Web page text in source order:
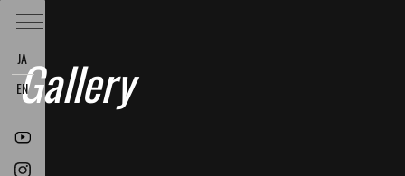
JA
EN
Gallery